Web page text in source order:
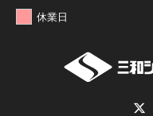
休業日
RSS